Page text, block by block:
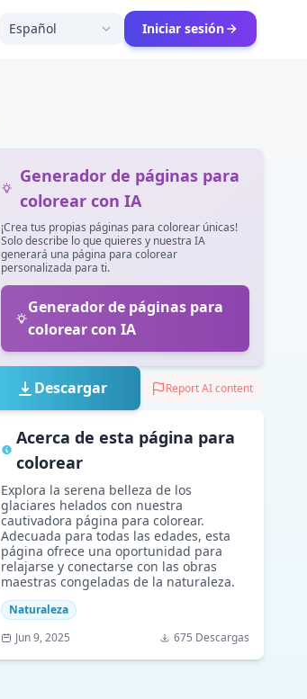
Español Iniciar sesión
Generador de páginas para
colorear con IA
¡Crea tus propias páginas para colorear únicas!
Solo describe lo que quieres y nuestra IA
generará una página para colorear
personalizada para ti.
Generador de páginas para
colorear con IA
Descargar Report AI content
Acerca de esta página para
colorear
Explora la serena belleza de los
glaciares helados con nuestra
cautivadora página para colorear.
Adecuada para todas las edades, esta
página ofrece una oportunidad para
relajarse y conectarse con las obras
maestras congeladas de la naturaleza.
Naturaleza
Jun 9, 2025
675 Descargas